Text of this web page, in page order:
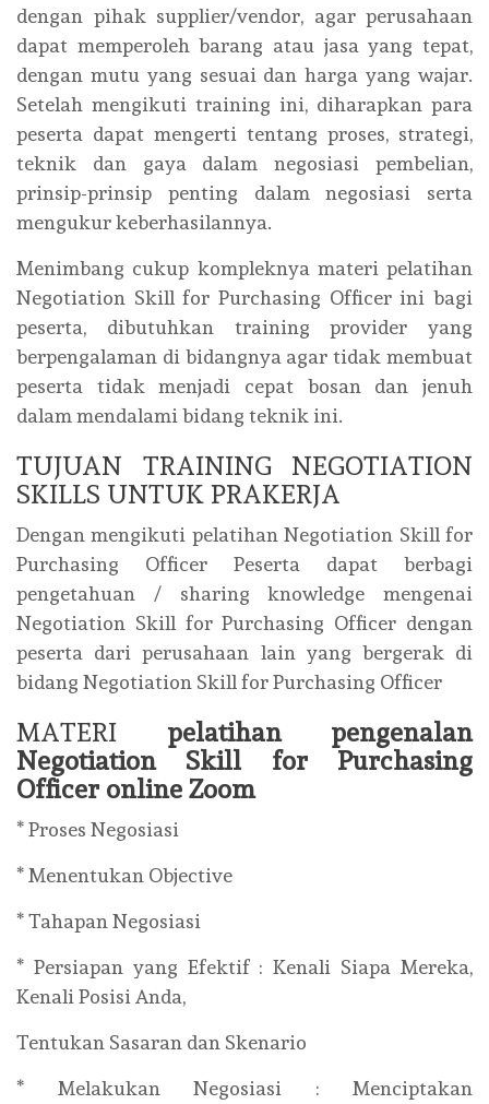
dengan pihak supplier/vendor, agar perusahaan
dapat memperoleh barang atau jasa yang tepat,
dengan mutu yang sesuai dan harga yang wajar.
Setelah mengikuti training ini, diharapkan para
peserta dapat mengerti tentang proses, strategi,
teknik dan gaya dalam negosiasi pembelian,
prinsip-prinsip penting dalam negosiasi serta
mengukur keberhasilannya.
Menimbang cukup kompleknya materi pelatihan
Negotiation Skill for Purchasing Officer ini bagi
peserta, dibutuhkan training provider yang
berpengalaman di bidangnya agar tidak membuat
peserta tidak menjadi cepat bosan dan jenuh
dalam mendalami bidang teknik ini.
TUJUAN TRAINING NEGOTIATION
SKILLS UNTUK PRAKERJA
Dengan mengikuti pelatihan Negotiation Skill for
Purchasing Officer Peserta dapat berbagi
pengetahuan / sharing knowledge mengenai
Negotiation Skill for Purchasing Officer dengan
peserta dari perusahaan lain yang bergerak di
bidang Negotiation Skill for Purchasing Officer
MATERI pelatihan pengenalan
Negotiation Skill for Purchasing
Officer online Zoom
* Proses Negosiasi
* Menentukan Objective
* Tahapan Negosiasi
* Persiapan yang Efektif : Kenali Siapa Mereka,
Kenali Posisi Anda,
Tentukan Sasaran dan Skenario
* Melakukan Negosiasi : Menciptakan